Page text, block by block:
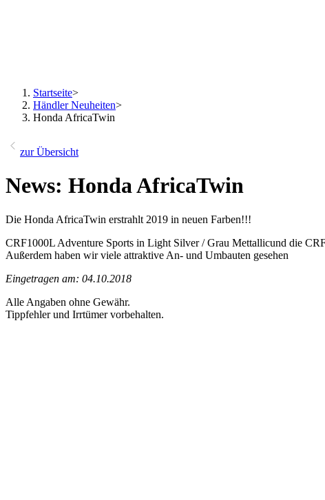
Startseite>
Händler Neuheiten>
Honda AfricaTwin
zur Übersicht
News: Honda AfricaTwin
Die Honda AfricaTwin erstrahlt 2019 in neuen Farben!!!
CRF1000L Adventure Sports in Light Silver / Grau Mettallicund die
Außerdem haben wir viele attraktive An- und Umbauten gesehen
Eingetragen am: 04.10.2018
Alle Angaben ohne Gewähr.
Tippfehler und Irrtümer vorbehalten.